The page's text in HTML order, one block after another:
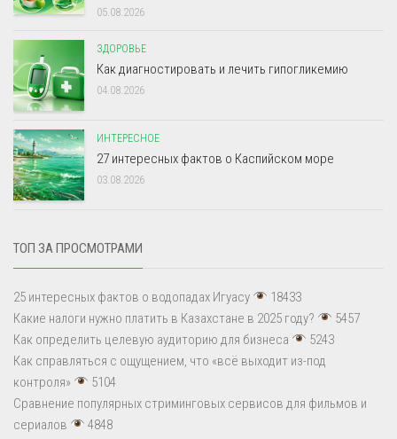
05.08.2026
ЗДОРОВЬЕ
Как диагностировать и лечить гипогликемию
04.08.2026
ИНТЕРЕСНОЕ
27 интересных фактов о Каспийском море
03.08.2026
ТОП ЗА ПРОСМОТРАМИ
25 интересных фактов о водопадах Игуасу
18433
Какие налоги нужно платить в Казахстане в 2025 году?
5457
Как определить целевую аудиторию для бизнеса
5243
Как справляться с ощущением, что «всё выходит из-под
контроля»
5104
Сравнение популярных стриминговых сервисов для фильмов и
сериалов
4848